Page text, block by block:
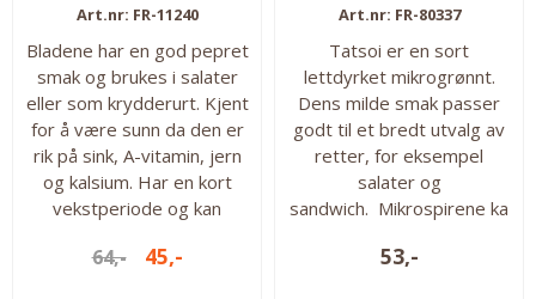
Vannkarse -Frø-
Art.nr: FR-11240
Bladene har en god pepret
smak og brukes i salater
eller som krydderurt. Kjent
for å være sunn da den er
rik på sink, A-vitamin, jern
og kalsium. Har en kort
vekstperiode og kan
ca. 6 uker. Høtes
64,- 45,-
Art.nr: FR-80337
Tatsoi er en sort
lettdyrket mikrogrønnt.
Dens milde smak passer
godt til et bredt utvalg av
retter, for eksempel
salater og
sandwich. Mikrospirene ka
uke. mens de vakre
53,-